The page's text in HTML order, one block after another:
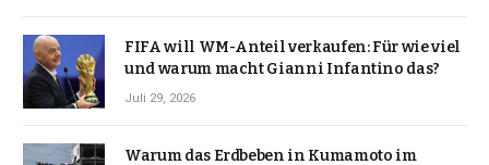
FIFA will WM-Anteil verkaufen: Für wie viel
und warum macht Gianni Infantino das?
Juli 29, 2026
Warum das Erdbeben in Kumamoto im